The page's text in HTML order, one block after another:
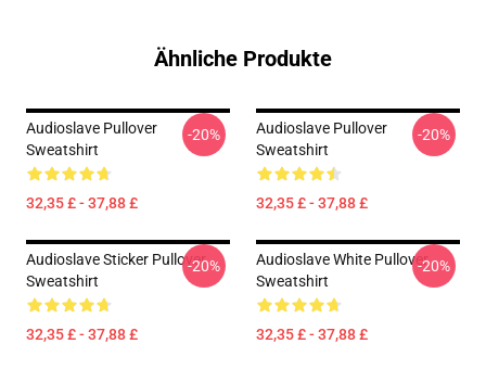
Ähnliche Produkte
Audioslave Pullover
Sweatshirt
32,35 £ - 37,88 £
-20%
Audioslave Pullover
Sweatshirt
32,35 £ - 37,88 £
-20%
Audioslave Sticker Pullover
Sweatshirt
32,35 £ - 37,88 £
-20%
Audioslave White Pullover
Sweatshirt
32,35 £ - 37,88 £
-20%